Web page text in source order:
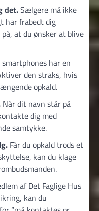
det.Sælgere må ikke
har frabedt dig
at du ønsker at blive
smartphones har en
den straks, hvis
opkald.
Når dit navn står på
dig med
samtykke.
Får du opkald trods et
kan du klage
af Det Faglige Hus
kan du